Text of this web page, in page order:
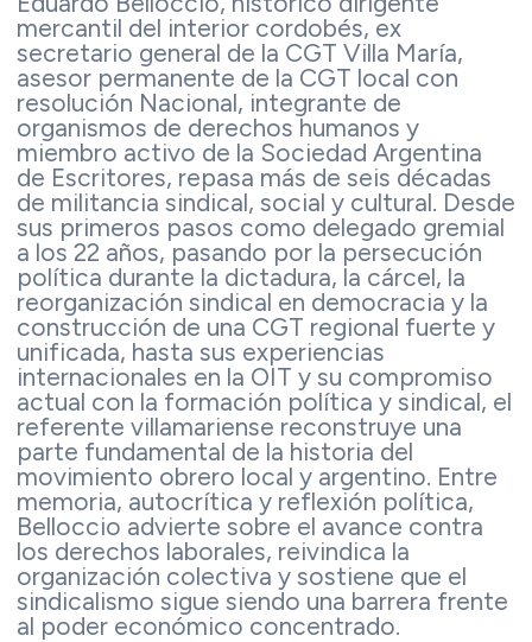
mercantil del interior cordobés, ex
secretario general de la CGT Villa María,
asesor permanente de la CGT local con
resolución Nacional, integrante de
organismos de derechos humanos y
miembro activo de la Sociedad Argentina
de Escritores, repasa más de seis décadas
de militancia sindical, social y cultural. Desde
sus primeros pasos como delegado gremial
a los 22 años, pasando por la persecución
política durante la dictadura, la cárcel, la
reorganización sindical en democracia y la
construcción de una CGT regional fuerte y
unificada, hasta sus experiencias
internacionales en la OIT y su compromiso
actual con la formación política y sindical, el
referente villamariense reconstruye una
parte fundamental de la historia del
movimiento obrero local y argentino. Entre
memoria, autocrítica y reflexión política,
Belloccio advierte sobre el avance contra
los derechos laborales, reivindica la
organización colectiva y sostiene que el
sindicalismo sigue siendo una barrera frente
al poder económico concentrado.